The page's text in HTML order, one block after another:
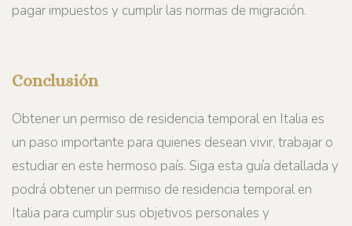
pagar impuestos y cumplir las normas de migración.
Conclusión
Obtener un permiso de residencia temporal en Italia es
un paso importante para quienes desean vivir, trabajar o
estudiar en este hermoso país. Siga esta guía detallada y
podrá obtener un permiso de residencia temporal en
Italia para cumplir sus objetivos personales y